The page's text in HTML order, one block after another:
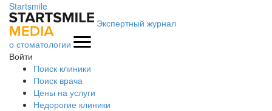
Startsmile
Экспертный журнал
о стоматологии
Войти
Поиск клиники
Поиск врача
Цены на услуги
Недорогие клиники